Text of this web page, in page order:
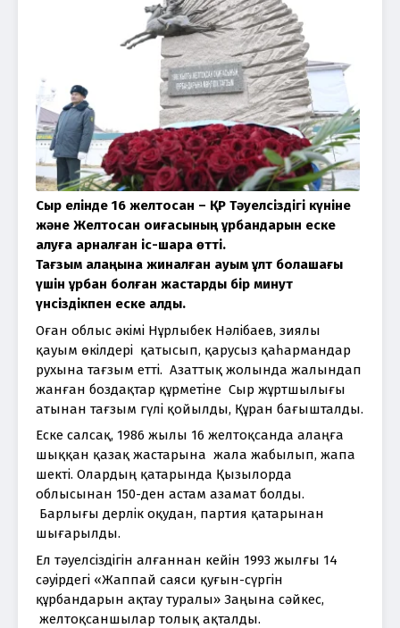
Сыр елінде 16 желтоқсан – ҚР Тәуелсіздігі күніне
және Желтоқсан оқиғасының құрбандарын еске
алуға арналған іс-шара өтті.
Тағзым алаңына жиналған қауым ұлт болашағы
үшін құрбан болған жастарды бір минут
үнсіздікпен еске алды.
Оған облыс әкімі Нұрлыбек Нәлібаев, зиялы
қауым өкілдері  қатысып, қарусыз қаһармандар
рухына тағзым етті.  Азаттық жолында жалындап
жанған боздақтар құрметіне  Сыр жұртшылығы
атынан тағзым гүлі қойылды, Құран бағышталды.
Еске салсақ, 1986 жылы 16 желтоқсанда алаңға
шыққан қазақ жастарына  жала жабылып, жапа
шекті. Олардың қатарында Қызылорда
облысынан 150-ден астам азамат болды.
Барлығы дерлік оқудан, партия қатарынан
шығарылды.
Ел тәуелсіздігін алғаннан кейін 1993 жылғы 14
сәуірдегі «Жаппай саяси қуғын-сүргін
құрбандарын ақтау туралы» Заңына сәйкес,
желтоқсаншылар толық ақталды.